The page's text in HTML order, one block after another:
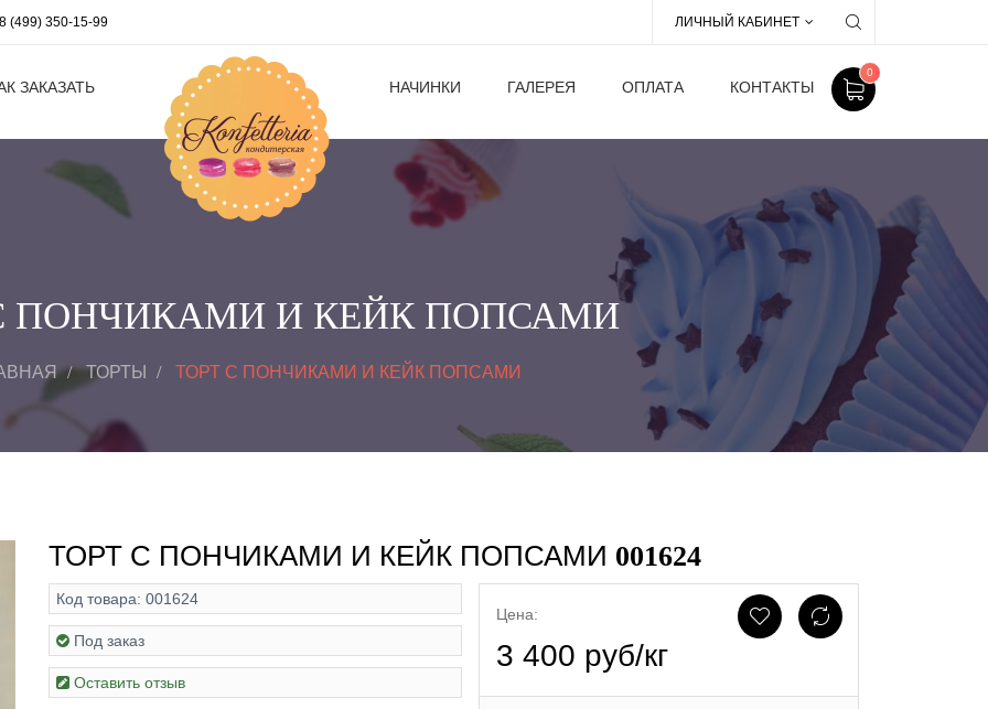
8 (499) 350-15-99 ЛИЧНЫЙ КАБИНЕТ
ЗАКАЗАТЬ НАЧИНКИ ГАЛЕРЕЯ ОПЛАТА КОНТАКТЫ
0
ПОНЧИКАМИ И КЕЙК ПОПСАМИ
ТОРТЫ ТОРТ С ПОНЧИКАМИ И КЕЙК ПОПСАМИ
ТОРТ С ПОНЧИКАМИ И КЕЙК ПОПСАМИ 001624
Код товара: 001624
Под заказ
Оставить отзыв
Цена:
3 400 руб/кг